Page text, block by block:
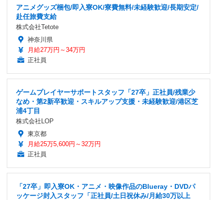
アニメグッズ梱包/即入寮OK/寮費無料/未経験歓迎/長期安定/
赴任旅費支給
株式会社Tetote
神奈川県
月給27万円～34万円
正社員
ゲームプレイヤーサポートスタッフ「27卒」正社員/残業少
なめ・第2新卒歓迎・スキルアップ支援・未経験歓迎/港区芝
浦4丁目
株式会社LOP
東京都
月給25万5,600円～32万円
正社員
「27卒」即入寮OK・アニメ・映像作品のBlueray・DVDパ
ッケージ封入スタッフ「正社員/土日祝休み/月給30万以上